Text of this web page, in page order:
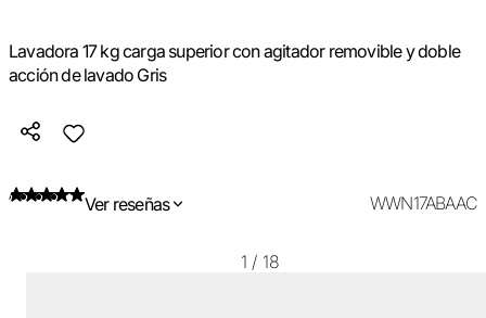
Lavadora 17 kg carga superior con agitador removible y doble
acción de lavado Gris
Ver reseñas WWN17ABAAC
1 / 18